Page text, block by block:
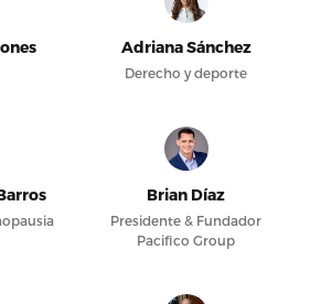
Adriana Sánchez
Derecho y deporte
Brian Díaz
Presidente & Fundador
Pacifico Group